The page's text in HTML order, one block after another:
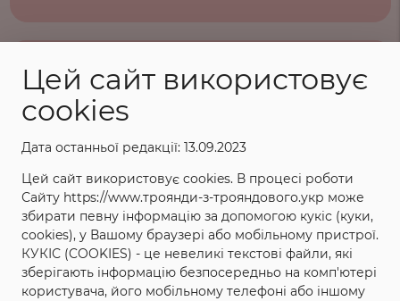
Цей сайт використовує
cookies
Дата останньої редакції: 13.09.2023
Цей сайт використовує cookies. В процесі роботи
Сайту https://www.троянди-з-трояндового.укр може
збирати певну інформацію за допомогою кукіс (куки,
cookies), у Вашому браузері або мобільному пристрої.
КУКІС (COOKIES) - це невеликі текстові файли, які
зберігають інформацію безпосередньо на комп'ютері
користувача, його мобільному телефоні або іншому
ХАРАКТЕРИСТИКИ
Назва: Триколор
Повна назва: Триколор, Tricolor
Категорія: Спреї, бордюрні, мініатюрні,
троянди-патіо, Акції
Колір: оранжево-персиковий